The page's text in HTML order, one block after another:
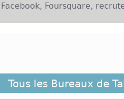
Foursquare,
du quartier jusqu'à 2
il y a de quoi enfumer
mérite d'être félicité
Tous les Bureaux de